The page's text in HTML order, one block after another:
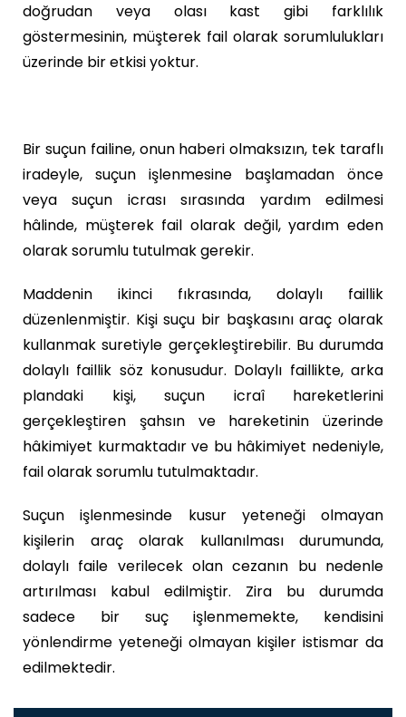
doğrudan veya olası kast gibi farklılık
göstermesinin, müşterek fail olarak sorumlulukları
üzerinde bir etkisi yoktur.
Bir suçun failine, onun haberi olmaksızın, tek taraflı
iradeyle, suçun işlenmesine başlamadan önce
veya suçun icrası sırasında yardım edilmesi
hâlinde, müşterek fail olarak değil, yardım eden
olarak sorumlu tutulmak gerekir.
Maddenin ikinci fıkrasında, dolaylı faillik
düzenlenmiştir. Kişi suçu bir başkasını araç olarak
kullanmak suretiyle gerçekleştirebilir. Bu durumda
dolaylı faillik söz konusudur. Dolaylı faillikte, arka
plandaki kişi, suçun icraî hareketlerini
gerçekleştiren şahsın ve hareketinin üzerinde
hâkimiyet kurmaktadır ve bu hâkimiyet nedeniyle,
fail olarak sorumlu tutulmaktadır.
Suçun işlenmesinde kusur yeteneği olmayan
kişilerin araç olarak kullanılması durumunda,
dolaylı faile verilecek olan cezanın bu nedenle
artırılması kabul edilmiştir. Zira bu durumda
sadece bir suç işlenmemekte, kendisini
yönlendirme yeteneği olmayan kişiler istismar da
edilmektedir.